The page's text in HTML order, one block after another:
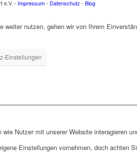
e.V. - Impressum- Datenschutz - Blog
weiter nutzen, gehen wir von Ihrem
Einstellungen
Nutzer mit unserer Website interagieren
Einstellungen vornehmen, doch